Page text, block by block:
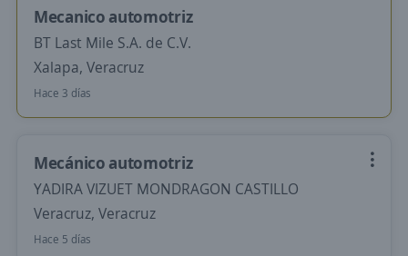
Mecanico automotriz
BT Last Mile S.A. de C.V.
Xalapa, Veracruz
Hace 3 días
Mecánico automotriz
YADIRA VIZUET MONDRAGON CASTILLO
Veracruz, Veracruz
Hace 5 días